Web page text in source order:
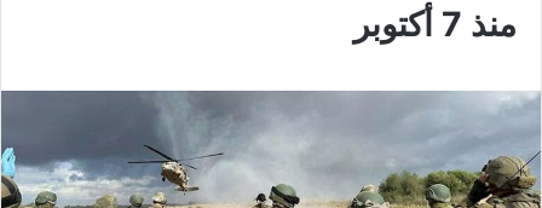
منذ 7 أكتوبر